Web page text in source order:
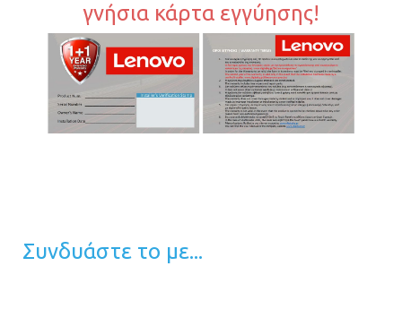
γνήσια κάρτα εγγύησης!
Συνδυάστε το με...